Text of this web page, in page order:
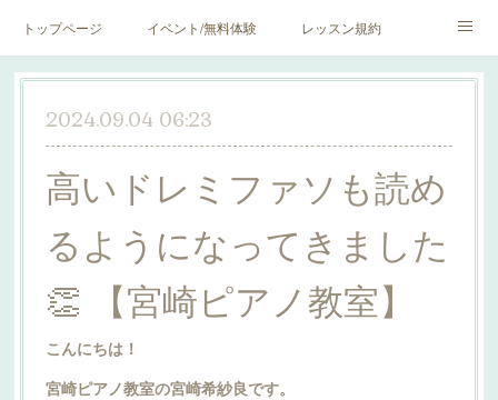
トップページ イベント/無料体験 レッスン規約
blog♪ SNS♪
2024.09.04 06:23
高いドレミファソも読め
るようになってきました
👏 【宮崎ピアノ教室】
こんにちは！
宮崎ピアノ教室の宮崎希紗良です。